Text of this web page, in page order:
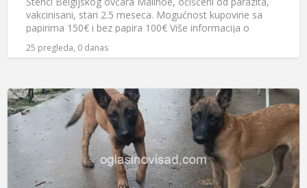
vakcinisani, stari 2.5 meseca. Mogućnost kupovine sa
papirima 150€ i bez papira 100€ Više informacija o
štencima na
[…]
25 pregleda, 0 danas